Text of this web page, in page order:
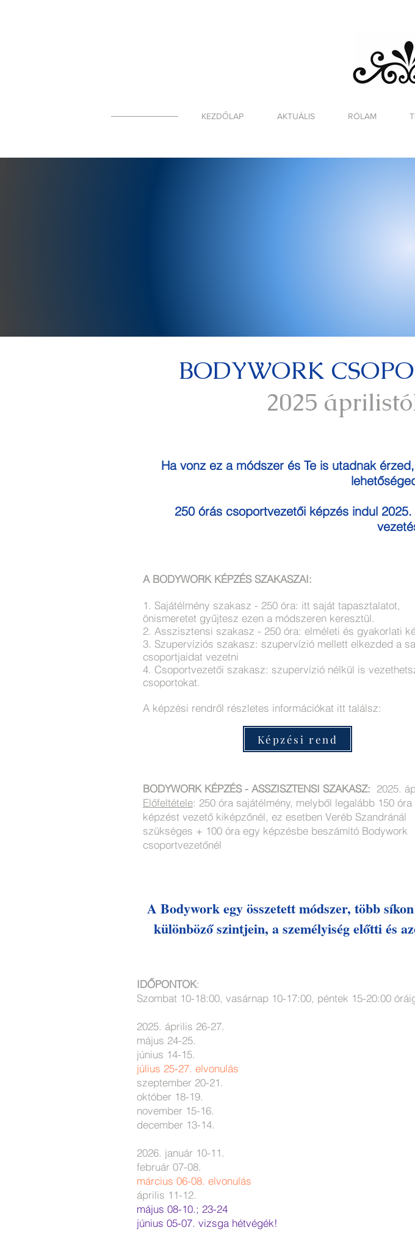
KEZDŐLAP AKTUÁLIS RÓLAM
BODYWORK
2025
Ha vonz ez a módszer és Te is utadnak
250 órás csoportvezetői képzés indul
A BODYWORK KÉPZÉS SZAKASZAI:
1. Sajátélmény szakasz - 250 óra: itt saját tapasztalatot,
önismeretet gyűjtesz ezen a módszeren keresztül.
2. Asszisztensi szakasz - 250 óra: elméleti és gyakorlati
3. Szupervíziós szakasz: szupervízió mellett elkezded a
csoportjaidat vezetni
4. Csoportvezetői szakasz: szupervízió nélkül is
csoportokat.
A képzési rendről részletes információkat itt találsz:
BODYWORK KÉPZÉS - ASSZISZTENSI SZAKASZ: 2025.
Előfeltétele: 250 óra sajátélmény, melyből legalább 150 óra
képzést vezető kiképzőnél, ez esetben Veréb Szandránál
szükséges + 100 óra egy képzésbe beszámító Bodywork
csoportvezetőnél
Képzési rend
A Bodywork egy összetett módszer, több
különböző szintjein, a személyiség előtti és
IDŐPONTOK:
Szombat 10-18:00, vasárnap 10-17:00, péntek 15-20:00
2025. április 26-27.
május 24-25.
június 14-15.
július 25-27. elvonulás
szeptember 20-21.
október 18-19.
november 15-16.
december 13-14.
2026. január 10-11.
február 07-08.
március 06-08. elvonulás
április 11-12.
május 08-10.; 23-24
június 05-07. vizsga hétvégék!